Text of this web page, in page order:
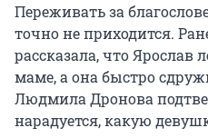
Переживать за
точно не приходится.
рассказала, что Ярослав
маме, а она быстро
Людмила Дронова
нарадуется, какую